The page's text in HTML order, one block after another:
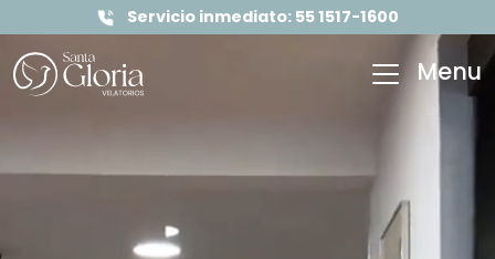
Servicio inmediato: 55 1517-1600
Menu